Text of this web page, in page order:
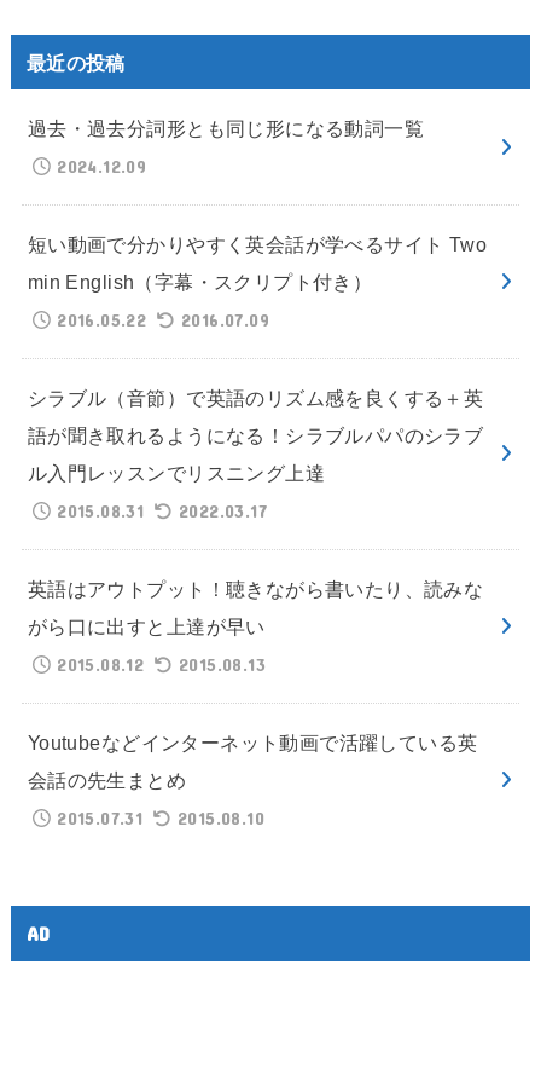
最近の投稿
過去・過去分詞形とも同じ形になる動詞一覧
2024.12.09
短い動画で分かりやすく英会話が学べるサイト Two
min English（字幕・スクリプト付き）
2016.05.22
2016.07.09
シラブル（音節）で英語のリズム感を良くする＋英
語が聞き取れるようになる！シラブルパパのシラブ
ル入門レッスンでリスニング上達
2015.08.31
2022.03.17
英語はアウトプット！聴きながら書いたり、読みな
がら口に出すと上達が早い
2015.08.12
2015.08.13
Youtubeなどインターネット動画で活躍している英
会話の先生まとめ
2015.07.31
2015.08.10
AD